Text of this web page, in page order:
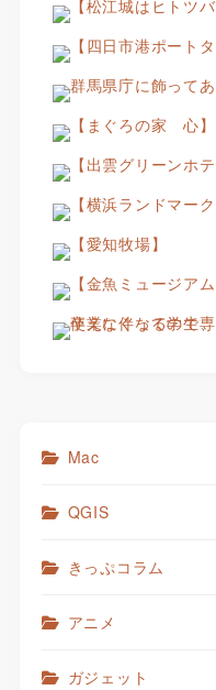
Mac
QGIS
きっぷコラム
アニメ
ガジェット